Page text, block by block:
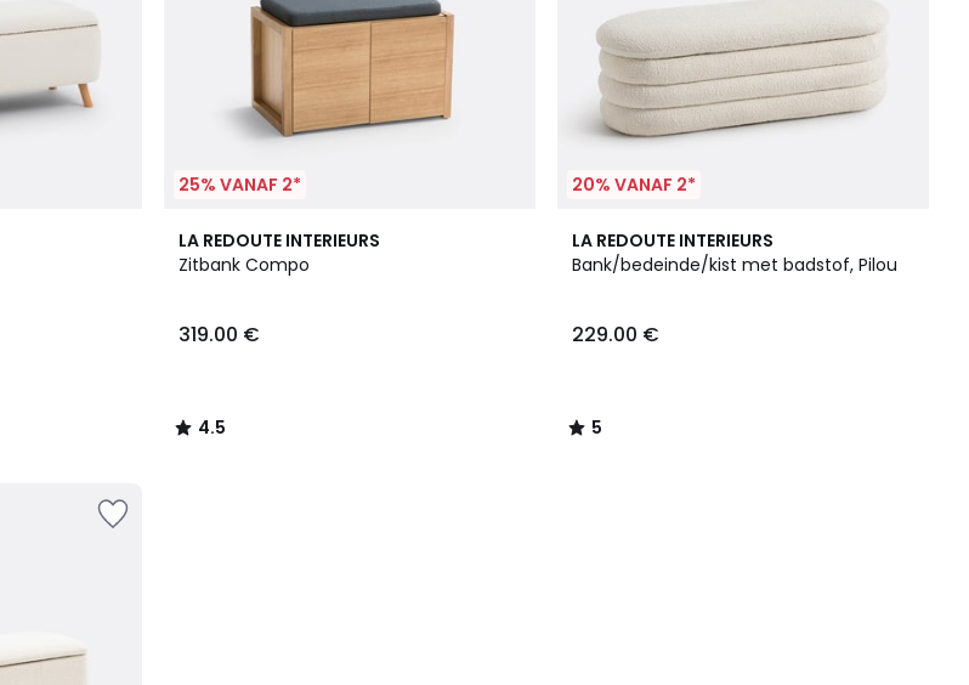
25% VANAF 2*
LA REDOUTE INTERIEURS
Zitbank Compo
319.00 €
4.5
/ 5
4.5
/
20% VANAF 2*
LA REDOUTE INTERIEURS
Bank/bedeinde/kist met badstof, Pilou
229.00 €
5
/
5
/